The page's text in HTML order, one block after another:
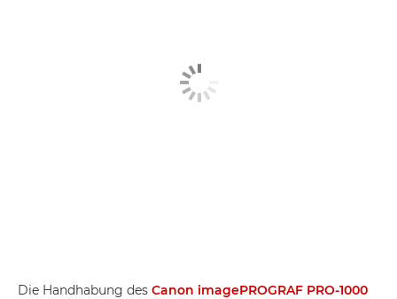
Die Handhabung des Canon imagePROGRAF PRO-1000